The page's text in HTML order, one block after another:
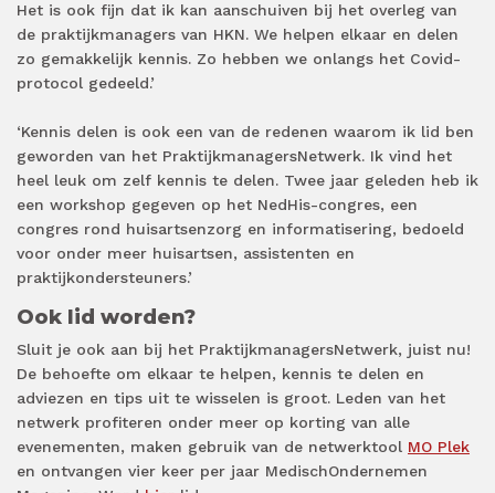
Het is ook fijn dat ik kan aanschuiven bij het overleg van
de praktijkmanagers van HKN. We helpen elkaar en delen
zo gemakkelijk kennis. Zo hebben we onlangs het Covid-
protocol gedeeld.’
‘Kennis delen is ook een van de redenen waarom ik lid ben
geworden van het PraktijkmanagersNetwerk. Ik vind het
heel leuk om zelf kennis te delen. Twee jaar geleden heb ik
een workshop gegeven op het NedHis-congres, een
congres rond huisartsenzorg en informatisering, bedoeld
voor onder meer huisartsen, assistenten en
praktijkondersteuners.’
Ook lid worden?
Sluit je ook aan bij het PraktijkmanagersNetwerk, juist nu!
De behoefte om elkaar te helpen, kennis te delen en
adviezen en tips uit te wisselen is groot. Leden van het
netwerk profiteren onder meer op korting van alle
evenementen, maken gebruik van de netwerktool MO Plek
en ontvangen vier keer per jaar MedischOndernemen